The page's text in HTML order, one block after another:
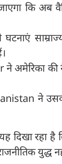
कि अब
अमेरिका की
ने
दिखा रहा है
युद्ध